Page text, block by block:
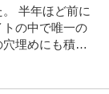
歓迎／年休122日
提供：doda
半年ほど前に
の中で唯一の
埋めにも積極